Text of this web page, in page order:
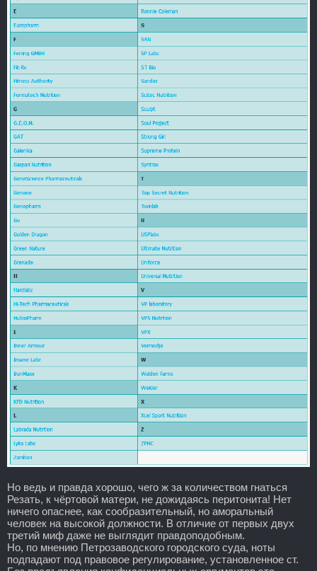
Но ведь и правда хорошо, чего ж за количеством гнаться
Резать, к чёртовой матери, не дожидаясь перитонита! Нет
ничего опаснее, как сообразительный, но аморальный
человек на высокой должности. В отличие от первых двух
третий миф даже не выглядит правдоподобным.
Но, по мнению Петрозаводского городского суда, ноты
подпадают под правовое регулирование, установленное ст.